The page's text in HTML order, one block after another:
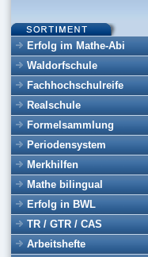
Erfolg im Mathe-Abi
Waldorfschule
Fachhochschulreife
Realschule
Formelsammlung
Periodensystem
Merkhilfen
Mathe bilingual
Erfolg in BWL
TR / GTR / CAS
Arbeitshefte